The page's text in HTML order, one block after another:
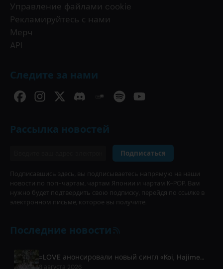
Управление файлами cookie
Рекламируйтесь с нами
Мерч
API
Следите за нами
Рассылка новостей
Подписаться
Подписавшись здесь, вы подписываетесь напрямую на наши
новости по поп-чартам, чартам Японии и чартам K-POP. Вам
нужно будет подтвердить свою подписку, перейдя по ссылке в
электронном письме, которое вы получите.
Последние новости
=LOVE анонсировали новый сингл «Koi, Hajimemashita.» и концерты на Tokyo Dome
8 августа 2026